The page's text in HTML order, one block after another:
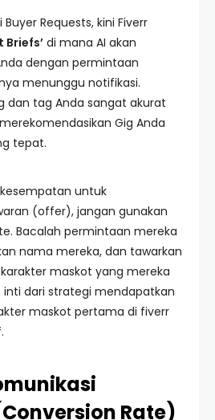
Requests, kini Fiverr
Briefs’di mana AI akan
dengan permintaan
menunggu notifikasi.
dan tag Anda sangat akurat
Gig Anda
tepat.
untuk
(offer), jangan gunakan
Bacalah permintaan mereka
nama mereka, dan tawarkan
maskot yang mereka
inti dari strategi mendapatkan
maskot pertama di fiverr
Rate)